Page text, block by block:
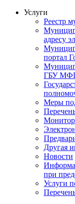
Услуги
Реестр
адресу
портал
ГБУ
Меры
Другая
Новости
при
Услуги